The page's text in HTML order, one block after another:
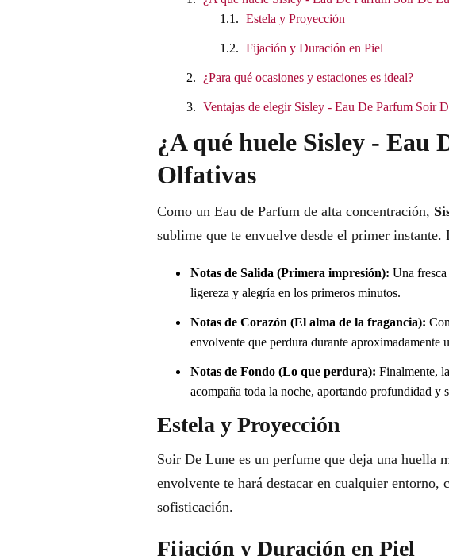
Estela y Proyección
Fijación y Duración en Piel
¿Para qué ocasiones y estaciones es ideal?
Ventajas de elegir Sisley - Eau De Parfum Soir
¿A qué huele Sisley - Eau
Olfativas
Como un Eau de Parfum de alta concentración,
sublime que te envuelve desde el primer instante.
Notas de Salida (Primera impresión): Una
ligereza y alegría en los primeros minutos.
Notas de Corazón (El alma de la fragancia):
envolvente que perdura durante aproximadamente
Notas de Fondo (Lo que perdura): Finalmente,
acompaña toda la noche, aportando profundidad y
Estela y Proyección
Soir De Lune es un perfume que deja una huella
envolvente te hará destacar en cualquier
sofisticación.
Fijación y Duración en Piel